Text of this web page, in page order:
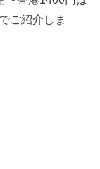
ご紹介しま